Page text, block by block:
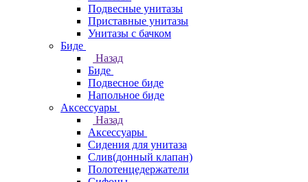
Подвесные унитазы
Приставные унитазы
Унитазы с бачком
Биде
Назад
Биде
Подвесное биде
Напольное биде
Аксессуары
Назад
Аксессуары
Сидения для унитаза
Слив(донный клапан)
Полотенцедержатели